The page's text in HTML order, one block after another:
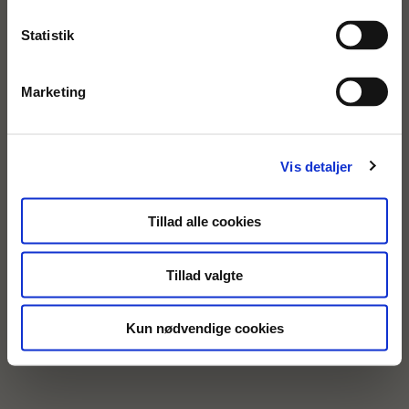
Statistik
Marketing
Vis detaljer
Tillad alle cookies
Tillad valgte
Kun nødvendige cookies